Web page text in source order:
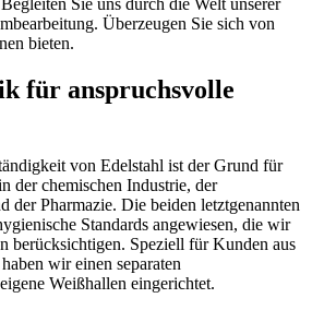
Sie uns durch die Welt unserer
Überzeugen Sie sich von
bieten.
für anspruchsvolle
von Edelstahl ist der Grund für
der chemischen Industrie, der
der Pharmazie. Die beiden letztgenannten
Standards angewiesen, die wir
berücksichtigen. Speziell für Kunden aus
wir einen separaten
Weißhallen eingerichtet.